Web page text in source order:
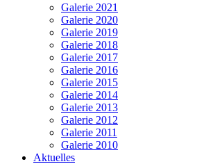
Galerie 2021
Galerie 2020
Galerie 2019
Galerie 2018
Galerie 2017
Galerie 2016
Galerie 2015
Galerie 2014
Galerie 2013
Galerie 2012
Galerie 2011
Galerie 2010
Aktuelles